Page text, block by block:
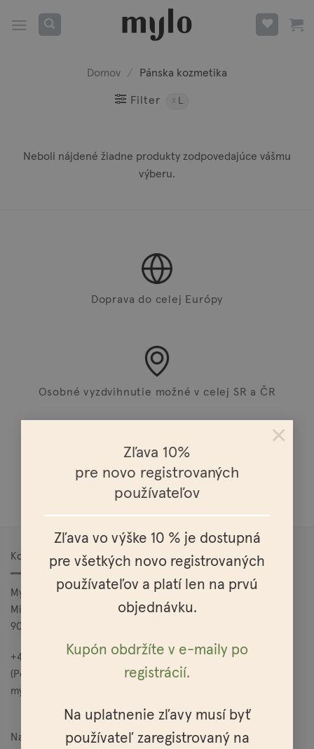
Zľava 10%
pre novo registrovaných
používateľov
Zľava vo výške 10 % je dostupná
pre všetkých novo registrovaných
používateľov a platí len na prvú
objednávku.
Kupón obdržíte v e-maily po
registrácií.
Na uplatnenie zľavy musí byť
používateľ zaregistrovaný na
×
Domov / Pánska kozmetika
Filter L
Neboli nájdené žiadne produkty zodpovedajúce vášmu
výberu.
Doprava do celej Európy
Osobné vyzdvihnutie možné v celej SR a ČR
Doprava nad 100€ zadarmo
Kontakt
Mylo, s.r.o.
Mierová 25
900 27 Bernolákovo
+421 949 685 565
(Po – Pia: 10:00 – 15:00)
mylo@mylo.sk
Nakupovanie